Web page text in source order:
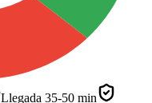
Llegada 35-50 min